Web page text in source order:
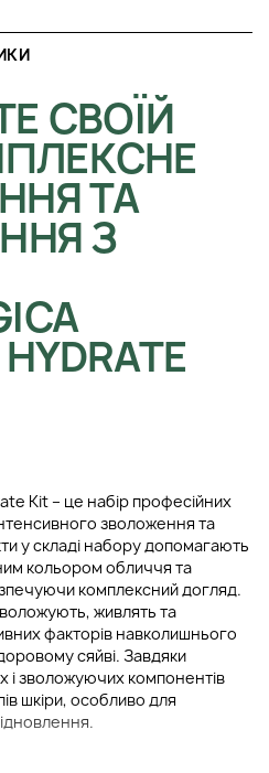
СВОЇЙ
ТА
З
Kit – це набір професійних
зволоження та
у складі набору допомагають
кольором обличчя та
комплексний догляд.
живлять та
факторів навколишнього
сяйві. Завдяки
і зволожуючих компонентів
шкіри, особливо для